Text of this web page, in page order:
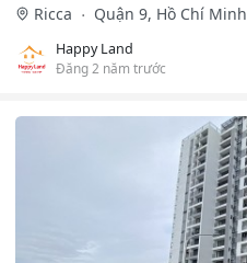
Ricca
Quận 9, Hồ Chí Minh
Happy Land
Đăng 2 năm trước